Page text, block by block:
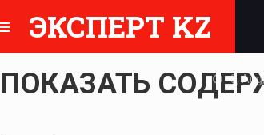
ЭКСПЕРТ KZ
8,
ПОКАЗАТЬ